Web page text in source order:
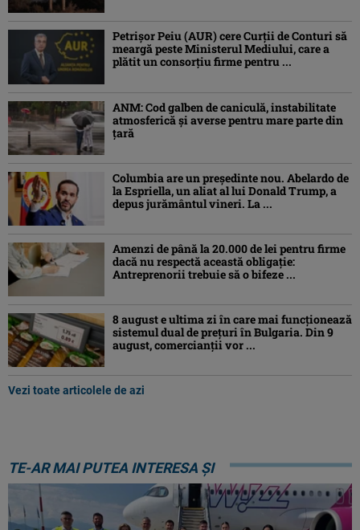
Petrişor Peiu (AUR) cere Curții de Conturi să
meargă peste Ministerul Mediului, care a
plătit un consorţiu firme pentru ...
ANM: Cod galben de caniculă, instabilitate
atmosferică și averse pentru mare parte din
țară
Columbia are un președinte nou. Abelardo de
la Espriella, un aliat al lui Donald Trump, a
depus jurământul vineri. La ...
Amenzi de până la 20.000 de lei pentru firme
dacă nu respectă această obligație:
Antreprenorii trebuie să o bifeze ...
8 august e ultima zi în care mai funcționează
sistemul dual de prețuri în Bulgaria. Din 9
august, comercianții vor ...
Vezi toate articolele de azi
TE-AR MAI PUTEA INTERESA ȘI